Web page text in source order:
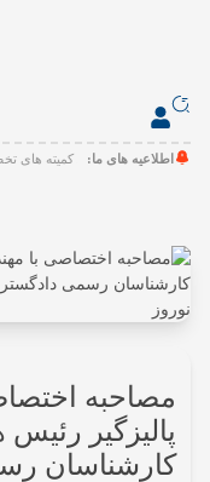
اطلاعیه های ما:
هیئت مدیره با اعضای کمیته های
مصاحبه
پالیزگیر
کارشناسان
صفحه
اصلی
آیین
نامه
و
اطلاعیه
ها